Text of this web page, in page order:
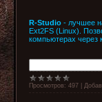
R-Studio - лучшее
Ext2FS (Linux).
компьютерах через
Просмотров: 497